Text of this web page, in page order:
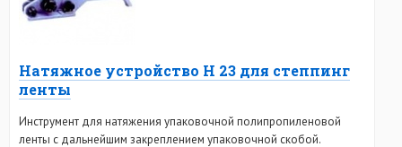
Натяжное устройство Н 23 для степпинг
ленты
Инструмент для натяжения упаковочной полипропиленовой
ленты с дальнейшим закреплением упаковочной скобой.